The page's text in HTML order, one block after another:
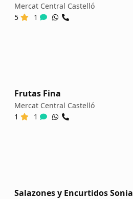
Mercat Central Castelló
5
1
Frutas Fina
Mercat Central Castelló
1
1
Salazones y Encurtidos Sonia